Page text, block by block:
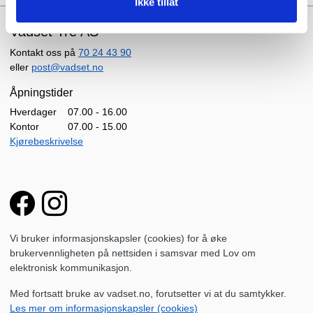
Vadset Tre AS
Kontakt oss på 70 24 43 90
eller post@vadset.no
Åpningstider
Hverdager
Kontor
07.00 - 16.00
07.00 - 15.00
Kjørebeskrivelse
Vi bruker informasjonskapsler (cookies) for å øke
brukervennligheten på nettsiden i samsvar med Lov om
elektronisk kommunikasjon.
Med fortsatt bruke av vadset.no, forutsetter vi at du samtykker.
Les mer om informasjonskapsler (cookies)